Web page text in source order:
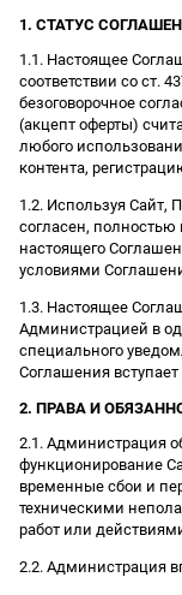
1. СТАТУС
1.1. Настоящее
соответствии со ст.
безоговорочное
(акцепт оферты)
любого
контента,
1.2. Используя Сайт,
согласен, полностью
настоящего
условиями
1.3. Настоящее
Администрацией в
специального
Соглашения
2. ПРАВА И
2.1. Администрация
функционирование
временные сбои и
техническими
работ или
2.2. Администрация